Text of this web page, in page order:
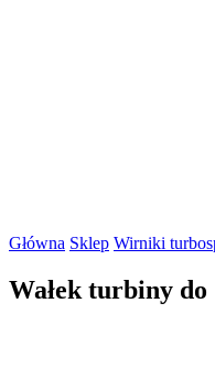
Główna Sklep Wirniki
Wałek turbiny do